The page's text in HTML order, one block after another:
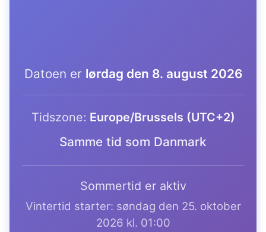
Datoen er lørdag den 8. august 2026
Tidszone: Europe/Brussels (UTC+2)
Samme tid som Danmark
Sommertid er aktiv
Vintertid starter: søndag den 25. oktober
2026 kl. 01:00